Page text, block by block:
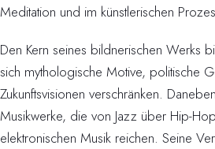
Meditation und im künstlerischen
Den Kern seines bildnerischen Werks
sich mythologische Motive, politische
Zukunftsvisionen verschränken.
Musikwerke, die von Jazz über Hip-
elektronischen Musik reichen. Seine